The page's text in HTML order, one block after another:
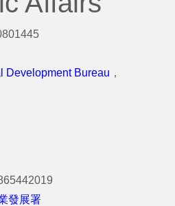
Development Bureau ，
發展署